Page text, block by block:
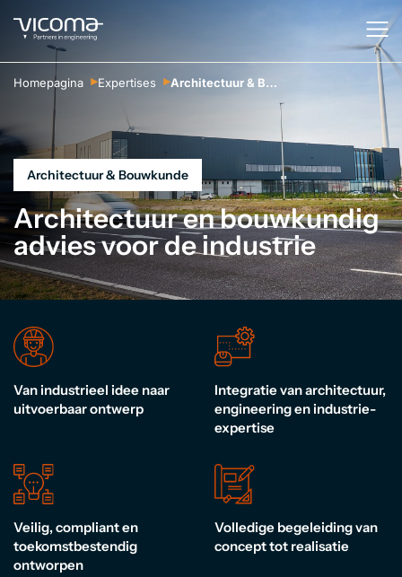
Homepagina Expertises Architectuur & Bouwkunde
Architectuur & Bouwkunde
Architectuur en bouwkundig
advies voor de industrie
Van industrieel idee naar
uitvoerbaar ontwerp
Integratie van architectuur,
engineering en industrie-
expertise
Veilig, compliant en
toekomstbestendig
ontworpen
Volledige begeleiding van
concept tot realisatie